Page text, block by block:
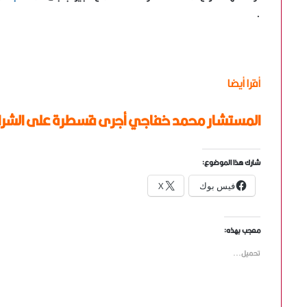
.
أقرا أيضا
المستشار محمد خفاجي أجرى قسطرة على
شارك هذا الموضوع:
فيس بوك X
معجب بهذه:
تحميل...